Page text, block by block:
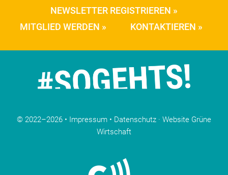
NEWSLETTER REGISTRIEREN »
MITGLIED WERDEN »
KONTAKTIEREN »
© 2022–2026 • Impressum • Datenschutz · Website Grüne
Wirtschaft